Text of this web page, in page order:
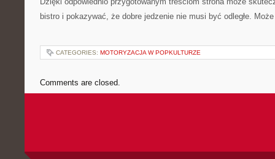
bistro i pokazywać, że dobre jedzenie nie musi być odległe.
CATEGORIES: MOTORYZACJA W POPKULTURZE
Comments are closed.